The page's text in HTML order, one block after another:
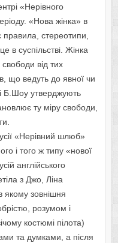
«Нерівного
«Нова жінка» в
правила, стереотипи,
в суспільстві. Жінка
від тих
що ведуть до явної чи
Б.Шоу утверджують
ту міру свободи,
«Нерівний шлюб»
і того ж типу «нової
англійського
з Джо, Ліна
якому зовнішня
розумом і
костюмі пілота)
та думками, а після